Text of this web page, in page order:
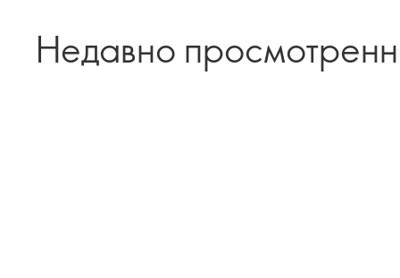
Недавно